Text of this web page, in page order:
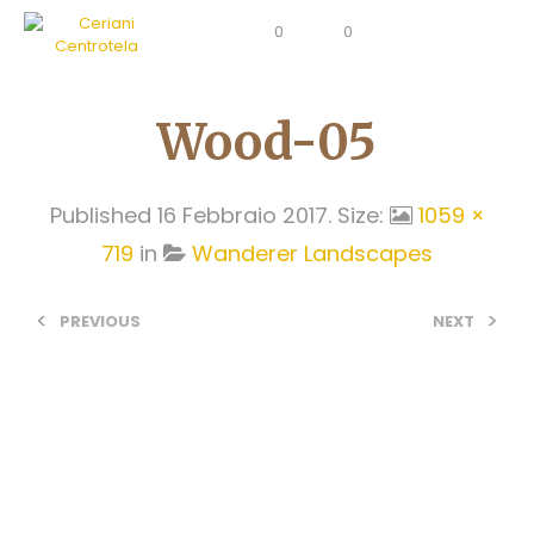
0 0
Wood-05
Published 16 Febbraio 2017. Size:
1059 ×
719 in Wanderer Landscapes
< PREVIOUS NEXT >